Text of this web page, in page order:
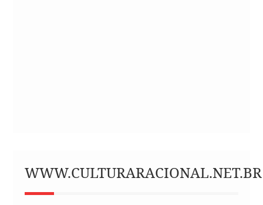
WWW.CULTURARACIONAL.NET.BR